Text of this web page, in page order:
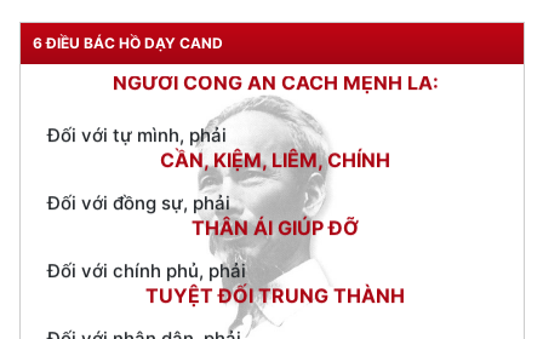
6 ĐIỀU BÁC HỒ DẠY CAND
NGƯỜI CÔNG AN CÁCH MỆNH LÀ:
Đối với tự mình, phải
CẦN, KIỆM, LIÊM, CHÍNH
Đối với đồng sự, phải
THÂN ÁI GIÚP ĐỠ
Đối với chính phủ, phải
TUYỆT ĐỐI TRUNG THÀNH
Đối với nhân dân, phải
KÍNH TRỌNG LỄ PHÉP